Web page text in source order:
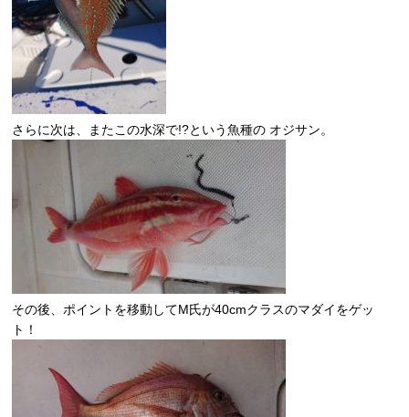
さらに次は、またこの水深で!?という魚種の オジサン。
その後、ポイントを移動してM氏が40cmクラスのマダイをゲッ
ト！